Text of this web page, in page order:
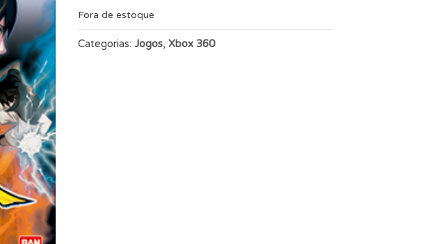
Fora de estoque
Categorias: Jogos, Xbox 360